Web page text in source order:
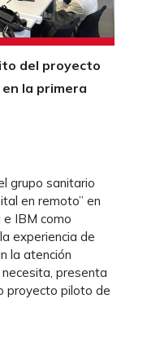
del proyecto
la primera
grupo sanitario
en remoto” en
IBM como
experiencia de
la atención
presenta
proyecto piloto de